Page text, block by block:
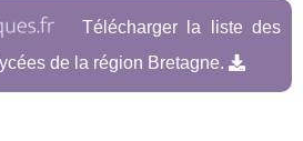
Télécharger la liste des
de la région Bretagne.